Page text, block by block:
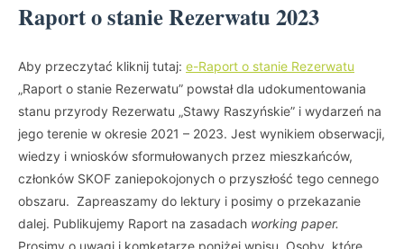
Raport o stanie Rezerwatu 2023
Aby przeczytać kliknij tutaj: e-Raport o stanie Rezerwatu
„Raport o stanie Rezerwatu” powstał dla udokumentowania
stanu przyrody Rezerwatu „Stawy Raszyńskie” i wydarzeń na
jego terenie w okresie 2021 – 2023. Jest wynikiem obserwacji,
wiedzy i wniosków sformułowanych przez mieszkańców,
członków SKOF zaniepokojonych o przyszłość tego cennego
obszaru. Zapreaszamy do lektury i posimy o przekazanie
dalej. Publikujemy Raport na zasadach working paper.